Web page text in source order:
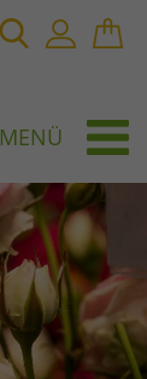
MENÜ